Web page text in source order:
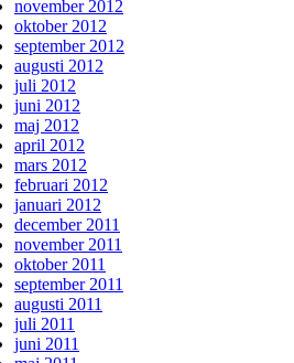
november 2012
oktober 2012
september 2012
augusti 2012
juli 2012
juni 2012
maj 2012
april 2012
mars 2012
februari 2012
januari 2012
december 2011
november 2011
oktober 2011
september 2011
augusti 2011
juli 2011
juni 2011